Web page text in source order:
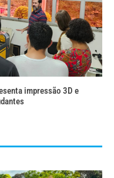
impressão 3D e